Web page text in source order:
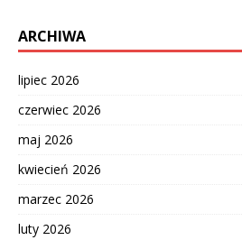
ARCHIWA
lipiec 2026
czerwiec 2026
maj 2026
kwiecień 2026
marzec 2026
luty 2026